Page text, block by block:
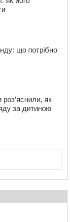
просить
ліки
відділу
завищеною
що потрібно
як
за дитиною